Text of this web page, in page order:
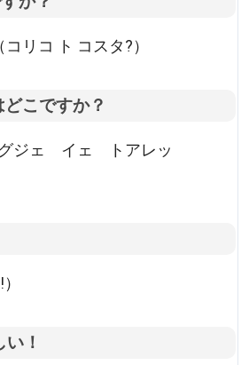
リコ ト コスタ?）
こですか？
グジェ イェ トアレッ
！